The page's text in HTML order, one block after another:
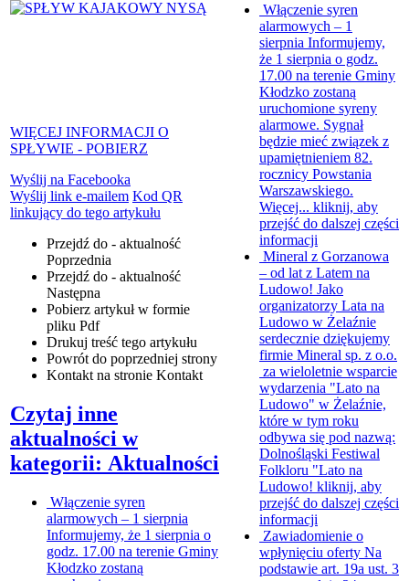
WIĘCEJ INFORMACJI O
SPŁYWIE - POBIERZ
Wyślij na Facebooka
Wyślij link e-mailem Kod QR
linkujący do tego artykułu
Przejdź do - aktualność
Poprzednia
Przejdź do - aktualność
Następna
Pobierz artykuł w formie
pliku Pdf
Drukuj treść tego artykułu
Powrót do poprzedniej strony
Kontakt na stronie Kontakt
Czytaj inne
aktualności w
kategorii: Aktualności
Włączenie syren
alarmowych – 1 sierpnia
Informujemy, że 1 sierpnia o
godz. 17.00 na terenie Gminy
Kłodzko zostaną
Włączenie syren
alarmowych – 1
sierpnia Informujemy,
że 1 sierpnia o godz.
17.00 na terenie Gminy
Kłodzko zostaną
uruchomione syreny
alarmowe. Sygnał
będzie mieć związek z
upamiętnieniem 82.
rocznicy Powstania
Warszawskiego.
Więcej... kliknij, aby
przejść do dalszej części
informacji
Mineral z Gorzanowa
– od lat z Latem na
Ludowo! Jako
organizatorzy Lata na
Ludowo w Żelaźnie
serdecznie dziękujemy
firmie Mineral sp. z o.o.
za wieloletnie wsparcie
wydarzenia "Lato na
Ludowo" w Żelaźnie,
które w tym roku
odbywa się pod nazwą:
Dolnośląski Festiwal
Folkloru "Lato na
Ludowo! kliknij, aby
przejść do dalszej części
informacji
Zawiadomienie o
wpłynięciu oferty Na
podstawie art. 19a ust. 3